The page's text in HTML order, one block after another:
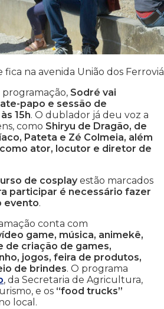
na avenida União dos
Sodré vai
papo e sessão de
15h. O dublador já deu voz a
como Shiryu de Dragão, de
Pateta e Zé Colmeia, além
ator, locutor e diretor de
de cosplayestão marcados
participar é necessário fazer
evento.
conta com
game, música, animekê,
de criação de games,
jogos, feira de produtos,
de brindes. O programa
, da Secretaria de Agricultura,
e os “food trucks”
local.